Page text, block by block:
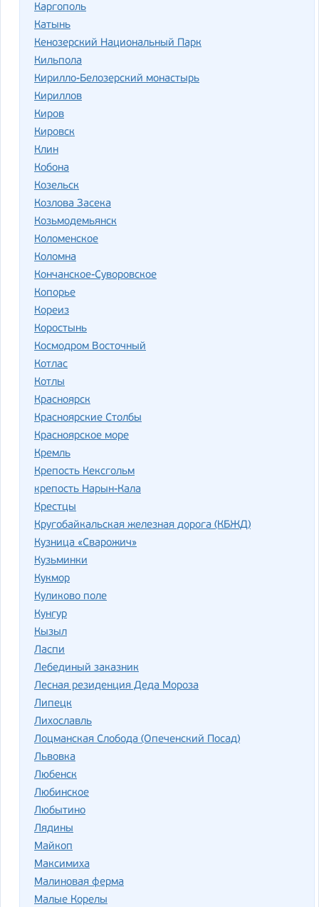
Каргополь
Катынь
Кенозерский Национальный Парк
Кильпола
Кирилло-Белозерский монастырь
Кириллов
Киров
Кировск
Клин
Кобона
Козельск
Козлова Засека
Козьмодемьянск
Коломенское
Коломна
Кончанское-Суворовское
Копорье
Кореиз
Коростынь
Космодром Восточный
Котлас
Котлы
Красноярск
Красноярские Столбы
Красноярское море
Кремль
Крепость Кексгольм
крепость Нарын-Кала
Крестцы
Кругобайкальская железная дорога (КБЖД)
Кузница «Сварожич»
Кузьминки
Кукмор
Куликово поле
Кунгур
Кызыл
Ласпи
Лебединый заказник
Лесная резиденция Деда Мороза
Липецк
Лихославль
Лоцманская Слобода (Опеченский Посад)
Львовка
Любенск
Любинское
Любытино
Лядины
Майкоп
Максимиха
Малиновая ферма
Малые Корелы